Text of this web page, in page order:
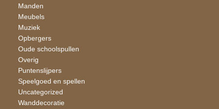
Manden
Meubels
Muziek
Opbergers
Oude schoolspullen
Overig
Puntenslijpers
Speelgoed en spellen
Uncategorized
Wand​decoratie